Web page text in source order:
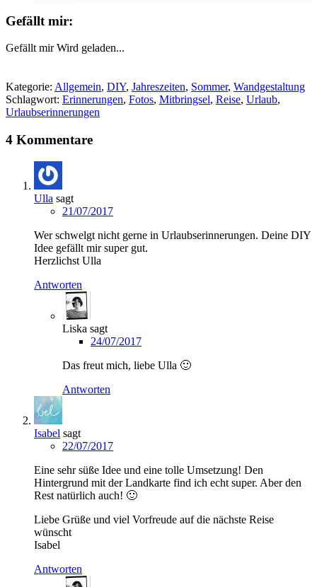
Gefällt mir:
Gefällt mir Wird geladen...
Kategorie: Allgemein, DIY, Jahreszeiten, Sommer, Wandgestaltung
Schlagwort: Erinnerungen, Fotos, Mitbringsel, Reise, Urlaub,
Urlaubserinnerungen
4 Kommentare
Ulla sagt
21/07/2017
Wer schwelgt nicht gerne in Urlaubserinnerungen. Deine DIY
Idee gefällt mir super gut.
Herzlichst Ulla
Antworten
Liska sagt
24/07/2017
Das freut mich, liebe Ulla 🙂
Antworten
Isabel sagt
22/07/2017
Eine sehr süße Idee und eine tolle Umsetzung! Den
Hintergrund mit der Landkarte find ich echt super. Aber den
Rest natürlich auch! 🙂
Liebe Grüße und viel Vorfreude auf die nächste Reise
wünscht
Isabel
Antworten